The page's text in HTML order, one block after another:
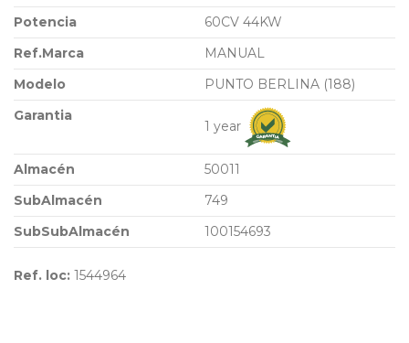
Potencia
60CV 44KW
Ref.Marca
MANUAL
Modelo
PUNTO BERLINA (188)
Garantia
1 year
Almacén
50011
SubAlmacén
749
SubSubAlmacén
100154693
Ref. loc: 1544964